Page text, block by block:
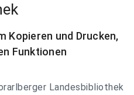
Kopieren und Drucken,
Funktionen
Landesbibliothek